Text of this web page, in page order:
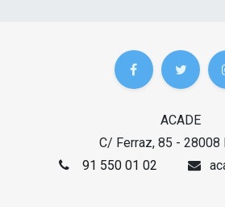
ACADE
C/ Ferraz, 85 - 28008
91 550 01 02